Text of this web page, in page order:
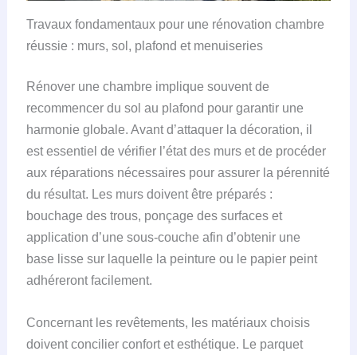
Travaux fondamentaux pour une rénovation chambre
réussie : murs, sol, plafond et menuiseries
Rénover une chambre implique souvent de
recommencer du sol au plafond pour garantir une
harmonie globale. Avant d’attaquer la décoration, il
est essentiel de vérifier l’état des murs et de procéder
aux réparations nécessaires pour assurer la pérennité
du résultat. Les murs doivent être préparés :
bouchage des trous, ponçage des surfaces et
application d’une sous-couche afin d’obtenir une
base lisse sur laquelle la peinture ou le papier peint
adhéreront facilement.
Concernant les revêtements, les matériaux choisis
doivent concilier confort et esthétique. Le parquet